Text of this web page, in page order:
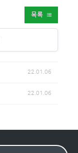
목록
22.01.06
22.01.06